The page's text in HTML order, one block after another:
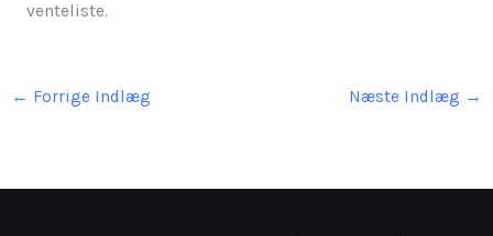
venteliste.
← Forrige Indlæg Næste Indlæg →